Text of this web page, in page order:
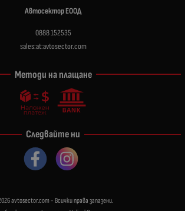
Автосектор ЕООД
0888 152535
sales:at:avtosector.com
Методи на плащане
Следвайте ни
avtosector.com - Всички права запазени.